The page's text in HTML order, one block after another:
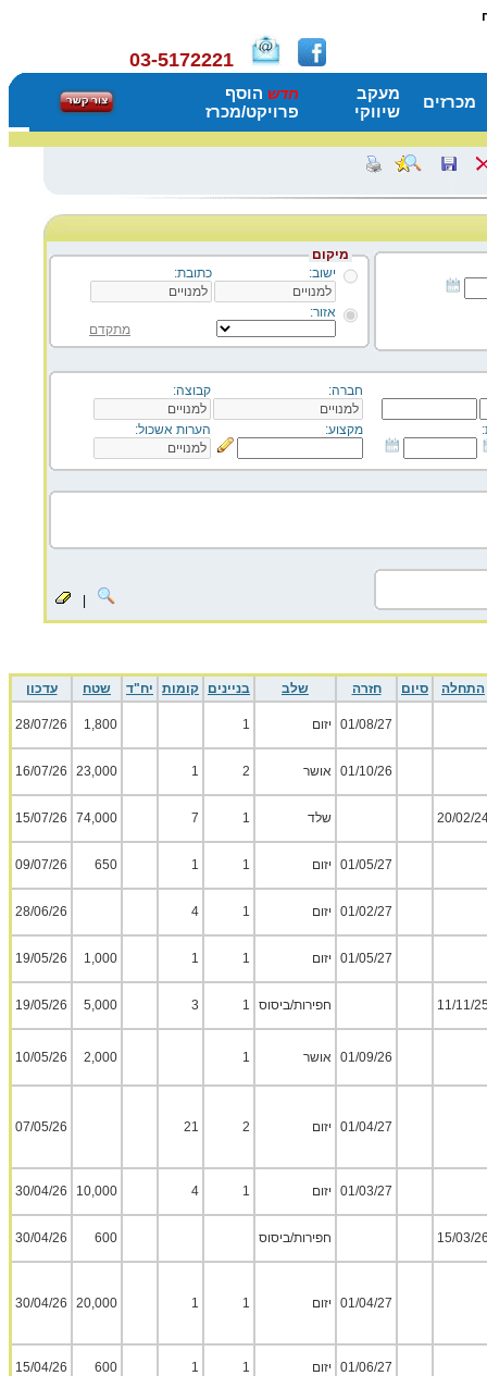
03-5172221
מכרזים
מעקב
שיווקי
חדש הוסף
פרויקט/מכרז
מיקום
ישוב:
כתובת:
אזור:
מתקדם
חברה: קבוצה:
מקצוע: הערות אשכול:
התחלה סיום חזרה שלב בניינים קומות יח"ד שטח עדכון
01/08/27 יזום 1
1,800
28/07/26
01/10/26 אושר 2
1
23,000
16/07/26
20/02/ שלד 1
7
74,000
15/07/26
01/05/27 יזום 1
1
650
09/07/26
01/02/27 יזום 1
4
28/06/26
01/05/27 יזום 1
1
1,000
19/05/26
11/11/ חפירות/ביסוס 1
3
5,000
19/05/26
01/09/26 אושר 1
2,000
10/05/26
01/04/27 יזום 2
21
07/05/26
01/03/27 יזום 1
4
10,000
30/04/26
15/03/ חפירות/ביסוס 600
30/04/26
01/04/27 יזום 1
1
20,000
30/04/26
01/06/27 יזום 1
1
600
15/04/26